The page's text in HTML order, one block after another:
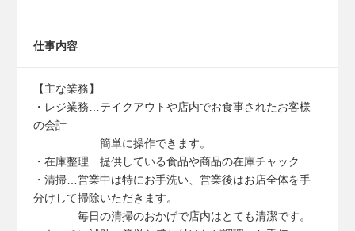
仕事内容
【主な業務】
・レジ業務…テイクアウトや店内でお食事されたお客様
の会計
簡単に操作できます。
・在庫整理…提供している食品や商品の在庫チャック
・清掃…営業中は特にお手洗い、営業後はお店全体を手
分けして掃除いただきます。
毎日の清掃のおかげで店内はとても清潔です。